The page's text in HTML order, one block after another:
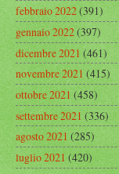
febbraio 2022(391)
gennaio 2022(397)
dicembre 2021(461)
novembre 2021(415)
ottobre 2021(458)
settembre 2021(336)
agosto 2021(285)
luglio 2021(420)